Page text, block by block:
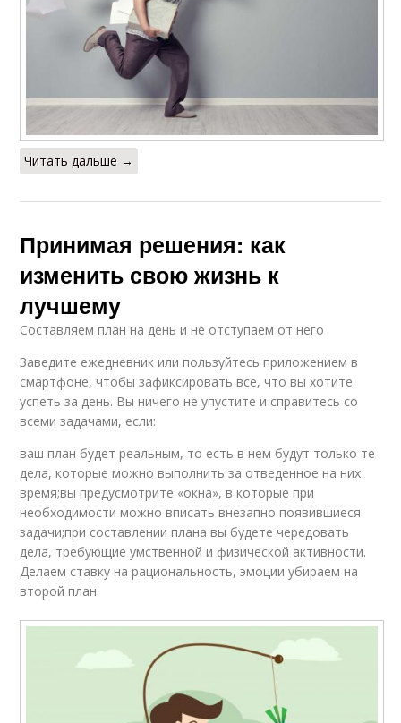
Читать дальше →
Принимая решения: как
изменить свою жизнь к
лучшему
Составляем план на день и не отступаем от него
Заведите ежедневник или пользуйтесь приложением в
смартфоне, чтобы зафиксировать все, что вы хотите
успеть за день. Вы ничего не упустите и справитесь со
всеми задачами, если:
ваш план будет реальным, то есть в нем будут только те
дела, которые можно выполнить за отведенное на них
время;вы предусмотрите «окна», в которые при
необходимости можно вписать внезапно появившиеся
задачи;при составлении плана вы будете чередовать
дела, требующие умственной и физической активности.
Делаем ставку на рациональность, эмоции убираем на
второй план